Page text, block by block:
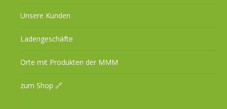
Unsere Kunden
Ladengeschäfte
Orte mit Produkten der MMM
zum Shop 🔗